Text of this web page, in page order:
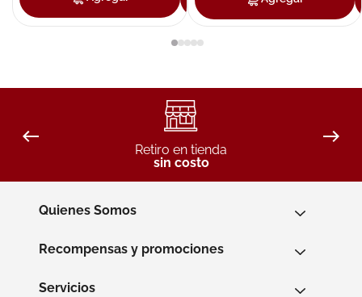
Retiro en tienda
sin costo
Quienes Somos
Recompensas y promociones
Servicios